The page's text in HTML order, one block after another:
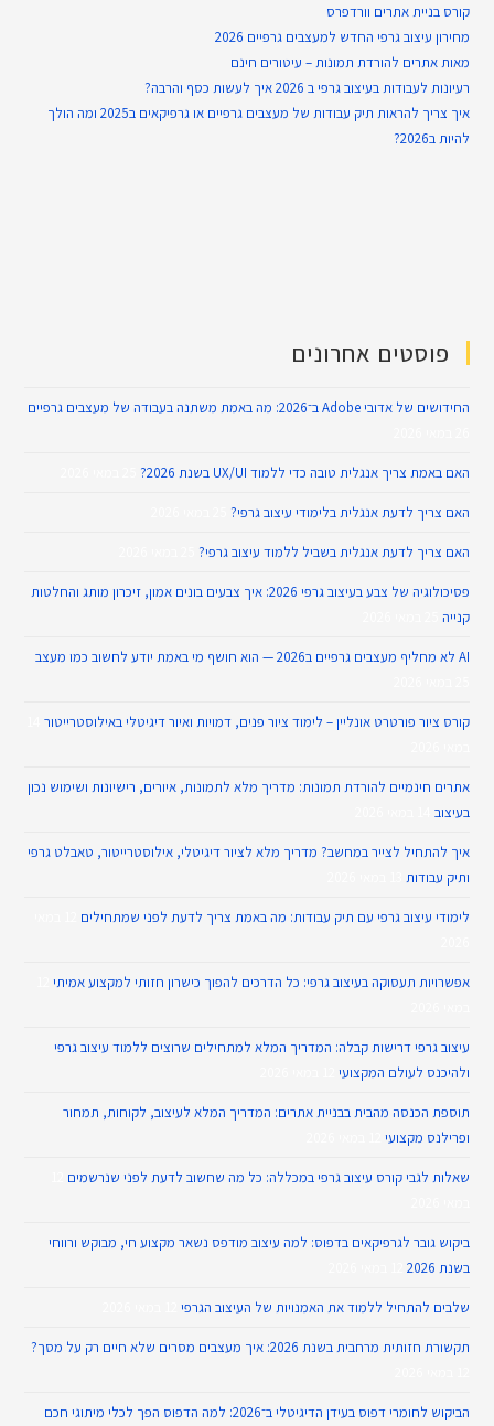
קורס בניית אתרים וורדפרס
מחירון עיצוב גרפי החדש למעצבים גרפיים 2026
מאות אתרים להורדת תמונות – עיטורים חינם
רעיונות לעבודות בעיצוב גרפי ב 2026 איך לעשות כסף והרבה?
איך צריך להראות תיק עבודות של מעצבים גרפיים או גרפיקאים ב2025 ומה הולך
להיות ב2026?
פוסטים אחרונים
החידושים של אדובי Adobe ב־2026: מה באמת משתנה בעבודה של מעצבים גרפיים
האם באמת צריך אנגלית טובה כדי ללמוד UX/UI בשנת 2026?
האם צריך לדעת אנגלית בלימודי עיצוב גרפי?
האם צריך לדעת אנגלית בשביל ללמוד עיצוב גרפי?
פסיכולוגיה של צבע בעיצוב גרפי 2026: איך צבעים בונים אמון, זיכרון מותג והחלטות
קנייה
AI לא מחליף מעצבים גרפיים ב2026 — הוא חושף מי באמת יודע לחשוב כמו מעצב
קורס ציור פורטרט אונליין – לימוד ציור פנים, דמויות ואיור דיגיטלי באילוסטרייטור
אתרים חינמיים להורדת תמונות: מדריך מלא לתמונות, איורים, רישיונות ושימוש נכון
בעיצוב
איך להתחיל לצייר במחשב? מדריך מלא לציור דיגיטלי, אילוסטרייטור, טאבלט גרפי
ותיק עבודות
לימודי עיצוב גרפי עם תיק עבודות: מה באמת צריך לדעת לפני שמתחילים
אפשרויות תעסוקה בעיצוב גרפי: כל הדרכים להפוך כישרון חזותי למקצוע אמיתי
עיצוב גרפי דרישות קבלה: המדריך המלא למתחילים שרוצים ללמוד עיצוב גרפי
ולהיכנס לעולם המקצועי
תוספת הכנסה מהבית בבניית אתרים: המדריך המלא לעיצוב, לקוחות, תמחור
ופרילנס מקצועי
שאלות לגבי קורס עיצוב גרפי במכללה: כל מה שחשוב לדעת לפני שנרשמים
ביקוש גובר לגרפיקאים בדפוס: למה עיצוב מודפס נשאר מקצוע חי, מבוקש ורווחי
בשנת 2026
שלבים להתחיל ללמוד את האמנויות של העיצוב הגרפי
תקשורת חזותית מרחבית בשנת 2026: איך מעצבים מסרים שלא חיים רק על מסך?
הביקוש לחומרי דפוס בעידן הדיגיטלי ב־2026: למה הדפוס הפך לכלי מיתוגי חכם